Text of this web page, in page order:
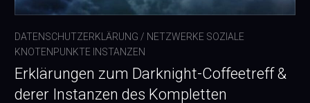
DATENSCHUTZERKLÄRUNG / NETZWERKE SOZIALE
KNOTENPUNKTE INSTANZEN
Erklärungen zum Darknight-Coffeetreff &
derer Instanzen des Kompletten